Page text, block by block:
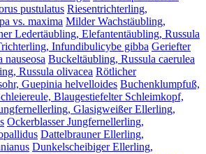
pustulatus Riesentrichterling,
vs. maxima Milder Wachstäubling,
Ledertäubling, Elefantentäubling, Russula
Infundibulicybe gibba Geriefter
nauseosa Buckeltäubling, Russula caerulea
Russula olivacea Rötlicher
Guepinia helvelloides Buchenklumpfuß,
Blaugestiefelter Schleimkopf,
Glasigweißer Ellerling,
Ockerblasser Jungfernellerling,
Dattelbrauner Ellerling,
Dunkelscheibiger Ellerling,